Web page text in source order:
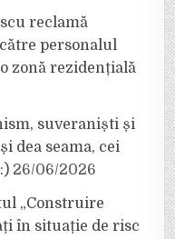
reclamă
personalul
zonă rezidențială
suveraniști și
dea seama, cei
26/06/2026
„Construire
în situație de risc